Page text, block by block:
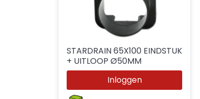
STARDRAIN 65X100 EINDSTUK
+ UITLOOP Ø50MM
Inloggen